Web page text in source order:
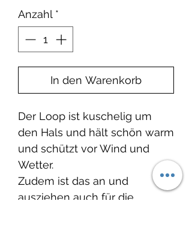
Anzahl *
In den Warenkorb
Der Loop ist kuschelig um
den Hals und hält schön warm
und schützt vor Wind und
Wetter.
Zudem ist das an und
ausziehen auch für die